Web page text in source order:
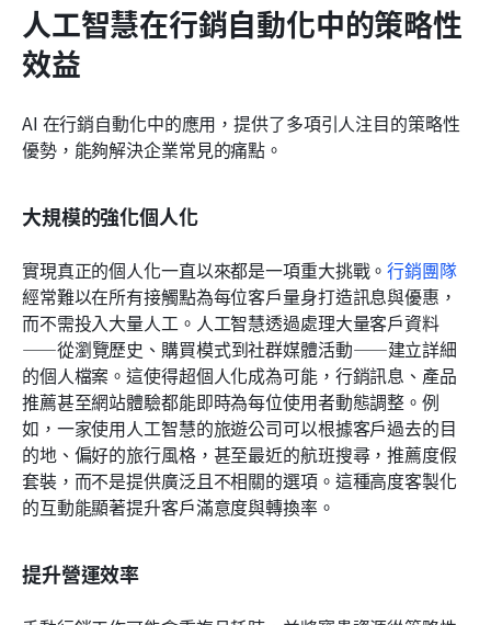
人工智慧在行銷自動化中的策略性
效益
AI 在行銷自動化中的應用，提供了多項引人注目的策略性
優勢，能夠解決企業常見的痛點。
大規模的強化個人化
實現真正的個人化一直以來都是一項重大挑戰。行銷團隊
經常難以在所有接觸點為每位客戶量身打造訊息與優惠，
而不需投入大量人工。人工智慧透過處理大量客戶資料
——從瀏覽歷史、購買模式到社群媒體活動——建立詳細
的個人檔案。這使得超個人化成為可能，行銷訊息、產品
推薦甚至網站體驗都能即時為每位使用者動態調整。例
如，一家使用人工智慧的旅遊公司可以根據客戶過去的目
的地、偏好的旅行風格，甚至最近的航班搜尋，推薦度假
套裝，而不是提供廣泛且不相關的選項。這種高度客製化
的互動能顯著提升客戶滿意度與轉換率。
提升營運效率